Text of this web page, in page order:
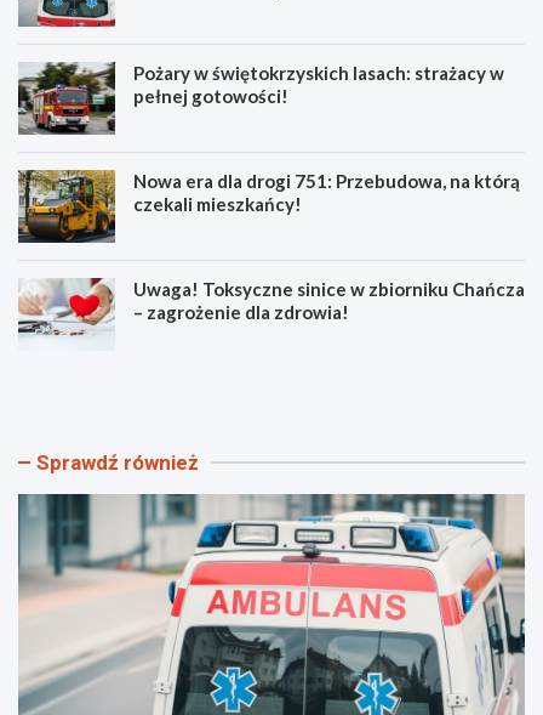
Pożary w świętokrzyskich lasach: strażacy w
pełnej gotowości!
Nowa era dla drogi 751: Przebudowa, na którą
czekali mieszkańcy!
Uwaga! Toksyczne sinice w zbiorniku Chańcza
– zagrożenie dla zdrowia!
e
n
a
k
c
j
y
w
t
o
z
Sprawdź również